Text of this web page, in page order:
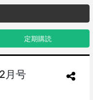
定期購読
月号